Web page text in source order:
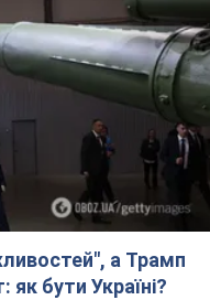
а Трамп
бути Україні?